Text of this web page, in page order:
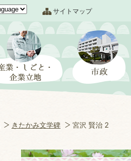
サイトマップ
きたかみ文学碑 宮沢 賢治 2